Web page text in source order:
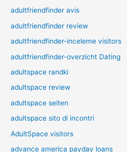
adultfriendfinder avis
adultfriendfinder review
adultfriendfinder-inceleme visitors
adultfriendfinder-overzicht Dating
adultspace randki
adultspace review
adultspace seiten
adultspace sito di incontri
AdultSpace visitors
advance america payday loans